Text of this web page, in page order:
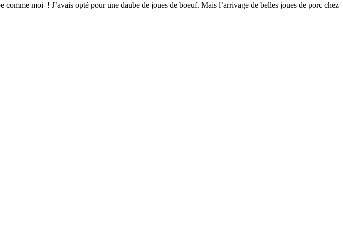
moi ! J’avais opté pour une daube de joues de boeuf. Mais l’arrivage de belles joues de porc chez